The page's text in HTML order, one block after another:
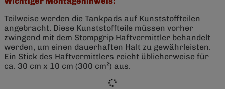
Teilweise werden die Tankpads auf Kunststoffteilen
angebracht. Diese Kunststoffteile müssen vorher
zwingend mit dem Stompgrip Haftvermittler behandelt
werden, um einen dauerhaften Halt zu gewährleisten.
Ein Stick des Haftvermittlers reicht üblicherweise für
ca. 30 cm x 10 cm (300 cm²) aus.